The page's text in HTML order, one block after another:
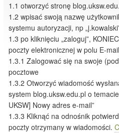
1.1 otworzyć stronę
1.2 wpisać swoją nazwę
systemu autoryzacji, np
1.3 po kliknięciu „zaloguj”,
poczty elektronicznej w polu E-
1.3.1 Zalogować się na swoje
pocztowe
1.3.2 Otworzyć wiadomość
system blog.uksw.edu.pl o
UKSW] Nowy adres e-mail”
1.3.3 Kliknąć na odnośnik
poczty otrzymany w wiadomości.